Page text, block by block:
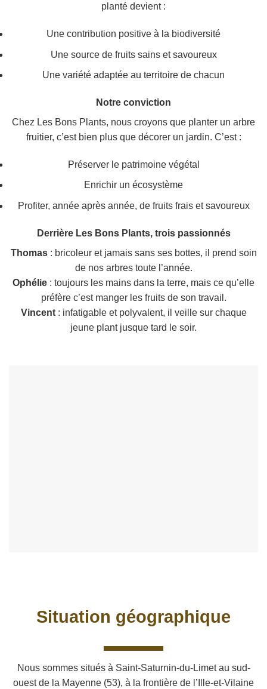
planté devient :
Une contribution positive à la biodiversité
Une source de fruits sains et savoureux
Une variété adaptée au territoire de chacun
Notre conviction
Chez Les Bons Plants, nous croyons que planter un arbre
fruitier, c’est bien plus que décorer un jardin. C’est :
Préserver le patrimoine végétal
Enrichir un écosystème
Profiter, année après année, de fruits frais et savoureux
Derrière Les Bons Plants, trois passionnés
Thomas: bricoleur et jamais sans ses bottes, il prend soin
de nos arbres toute l’année.
Ophélie : toujours les mains dans la terre, mais ce qu’elle
préfère c’est manger les fruits de son travail.
Vincent: infatigable et polyvalent, il veille sur chaque
jeune plant jusque tard le soir.
Situation géographique
Nous sommes situés à Saint-Saturnin-du-Limet au sud-
ouest de la Mayenne (53), à la frontière de l’Ille-et-Vilaine